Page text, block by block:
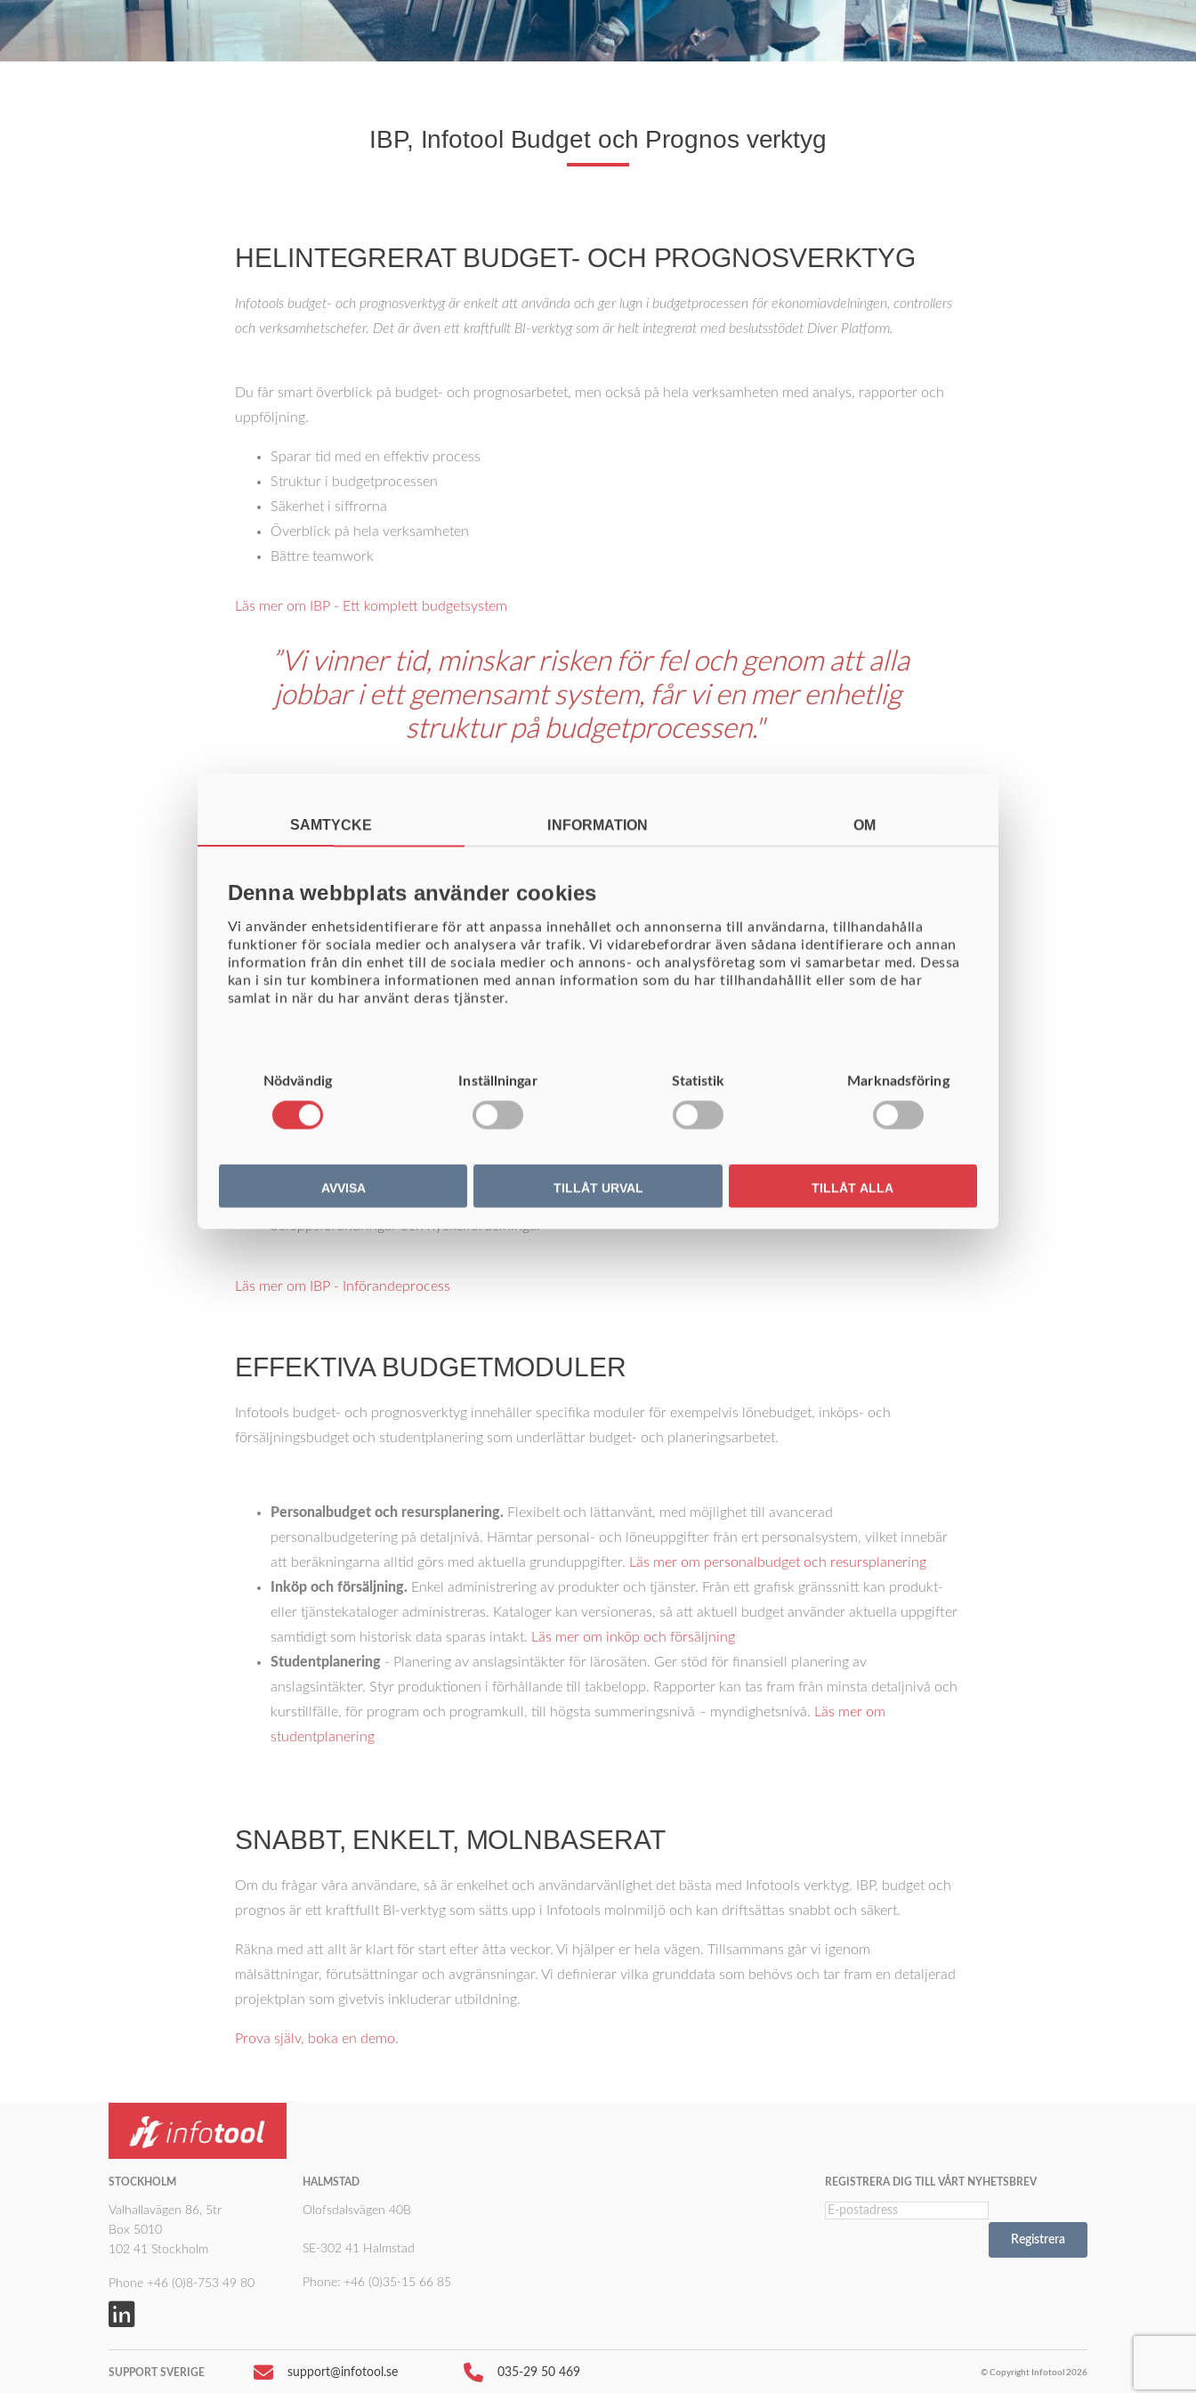
SAMTYCKE INFORMATION OM
Denna webbplats använder cookies
Vi använder enhetsidentifierare för att anpassa innehållet och annonserna till användarna, tillhandahålla
funktioner för sociala medier och analysera vår trafik. Vi vidarebefordrar även sådana identifierare och annan
information från din enhet till de sociala medier och annons- och analysföretag som vi samarbetar med. Dessa
kan i sin tur kombinera informationen med annan information som du har tillhandahållit eller som de har
samlat in när du har använt deras tjänster.
Nödvändig
Inställningar Statistik Marknadsföring
AVVISA TILLÅT URVAL TILLÅT ALLA
IBP, Infotool Budget och Prognos verktyg
HELINTEGRERAT BUDGET- OCH PROGNOSVERKTYG
Infotools budget- och prognosverktyg är enkelt att använda och ger lugn i budgetprocessen för ekonomiavdelningen, controllers
och verksamhetschefer. Det är även ett kraftfullt BI-verktyg som är helt integrerat med beslutsstödet Diver Platform.
Du får smart överblick på budget- och prognosarbetet, men också på hela verksamheten med analys, rapporter och
uppföljning.
Sparar tid med en effektiv process
Struktur i budgetprocessen
Säkerhet i siffrorna
Överblick på hela verksamheten
Bättre teamwork
Läs mer om IBP - Ett komplett budgetsystem
SMARTARE ARBETSPROCESS OCH SMIDIGA
FUNKTIONER
Infotools budget- och prognosverktyg är anpassat för ett processbaserat arbetssätt, med dokumenterade ansvar och
roller och smidiga övergångar mellan medarbetare med olika ansvarsområden. Verktyget är flexibelt och kan anpassas
en viss del av verksamheten eller enskilda användare
Frihet och möjlighet att själv justera vilka inmatningsvyer,
verksamhetsbegrepp eller jämförelsetal man vill se för stunden
beloppsförändringar och nyckelfördelningar
Läs mer om IBP - Införandeprocess
EFFEKTIVA BUDGETMODULER
Infotools budget- och prognosverktyg innehåller specifika moduler för exempelvis lönebudget, inköps- och
försäljningsbudget och studentplanering som underlättar budget- och planeringsarbetet.
Personalbudget och resursplanering. Flexibelt och lättanvänt, med möjlighet till avancerad
personalbudgetering på detaljnivå. Hämtar personal- och löneuppgifter från ert personalsystem, vilket innebär
att beräkningarna alltid görs med aktuella grunduppgifter.
Läs mer om personalbudget och resursplanering
Inköp och försäljning. Enkel administrering av produkter och tjänster. Från ett grafisk gränssnitt kan produkt-
eller tjänstekataloger administreras. Kataloger kan versioneras, så att aktuell budget använder aktuella uppgifter
samtidigt som historisk data sparas intakt.
Läs mer om inköp och försäljning
Studentplanering - Planering av anslagsintäkter för lärosäten. Ger stöd för finansiell planering av
anslagsintäkter. Styr produktionen i förhållande till takbelopp. Rapporter kan tas fram från minsta detaljnivå och
kurstillfälle, för program och programkull, till högsta summeringsnivå – myndighetsnivå.
Läs mer om
studentplanering
SNABBT, ENKELT, MOLNBASERAT
Om du frågar våra användare, så är enkelhet och användarvänlighet det bästa med Infotools verktyg. IBP, budget och
prognos är ett kraftfullt BI-verktyg som sätts upp i Infotools molnmiljö och kan driftsättas snabbt och säkert.
Räkna med att allt är klart för start efter åtta veckor. Vi hjälper er hela vägen. Tillsammans går vi igenom
målsättningar, förutsättningar och avgränsningar. Vi definierar vilka grunddata som behövs och tar fram en detaljerad
projektplan som givetvis inkluderar utbildning.
Prova själv, boka en demo.
STOCKHOLM
Valhallavägen 86, 5tr
Box 5010
102 41 Stockholm
Phone +46 (0)8-753 49 80
HALMSTAD
Olofsdalsvägen 40B
SE-302 41 Halmstad
Phone: +46 (0)35-15 66 85
REGISTRERA DIG TILL VÅRT NYHETSBREV
Registrera
SUPPORT SVERIGE support@infotool.se 035-29 50 469 © Copyright Infotool 2026